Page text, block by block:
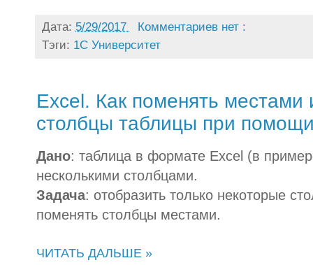
Дата: 5/29/2017
Комментариев нет :
Тэги: 1С Университет
Excel. Как поменять
столбцы таблицы при
Дано: таблица в формате Excel (в
несколькими столбцами.
Задача: отобразить только некоторые
поменять столбцы местами.
ЧИТАТЬ ДАЛЬШЕ »